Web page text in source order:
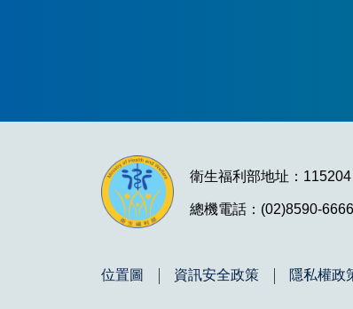
衛生福利部地址：
總機電話：(02)8590-
位置圖 資訊安全政策 隱私權政